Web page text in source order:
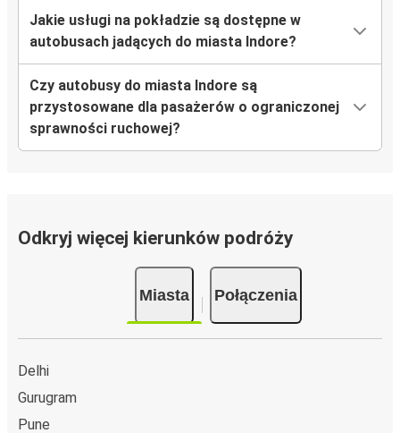
Jakie usługi na pokładzie są dostępne w
autobusach jadących do miasta Indore?
Czy autobusy do miasta Indore są
przystosowane dla pasażerów o ograniczonej
sprawności ruchowej?
Odkryj więcej kierunków podróży
Miasta Połączenia
Delhi
Gurugram
Pune